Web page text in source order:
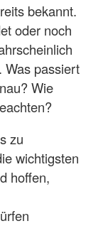
bekannt.
oder noch
Was passiert
Wie
zu
wichtigsten
hoffen,